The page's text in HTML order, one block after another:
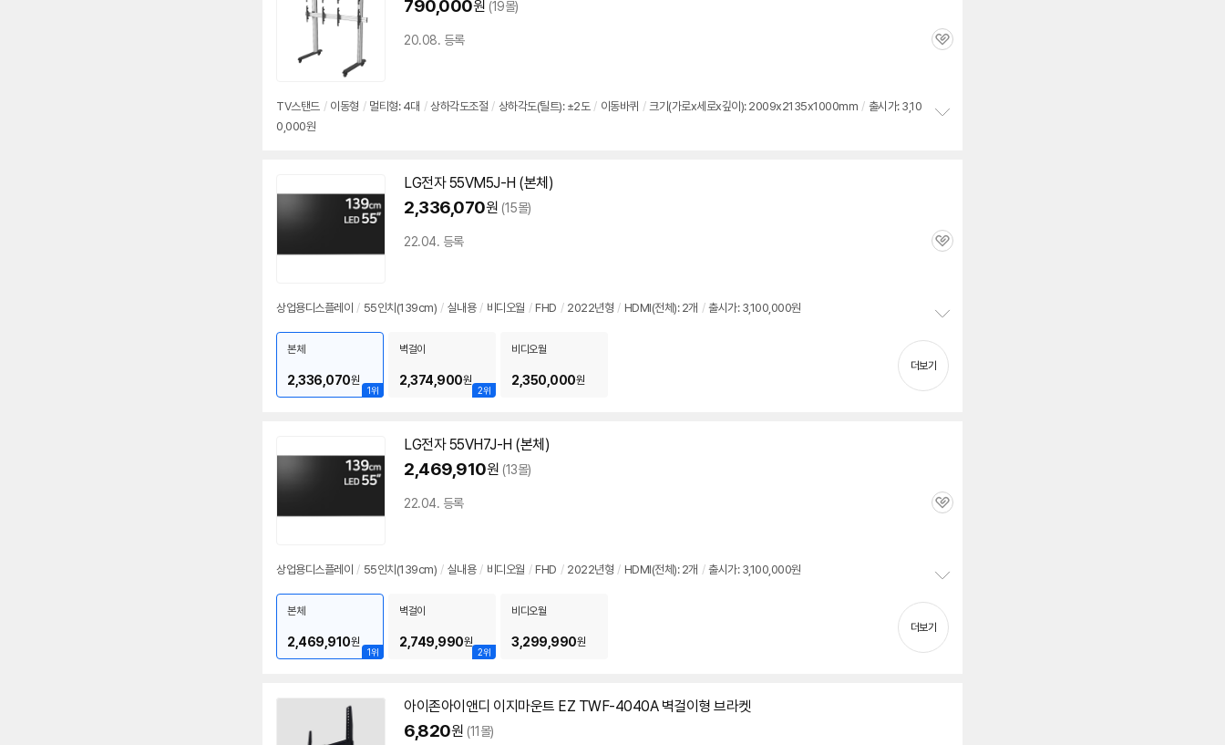
790,000원 (19몰)
20.08. 등록
관
TV스탠드 / 이동형 / 멀티형: 4대 / 상하각도조절 / 상하각도(틸트): ±2도 / 이동바퀴 / 크기(가로x세로x깊이): 2009x2135x1000mm / 출시가: 3,10
0,000원
LG전자 55VM5J-H (본체)
2,336,070원 (15몰)
22.04. 등록
관
상업용디스플레이 / 55인치 (139cm) / 실내용 / 비디오월 / FHD / 2022년형 / HDMI(전체): 2개 / 출시가: 3,100,000원
펼
치
1위
본체
2,336,070원
2위
벽걸이
2,374,900원
비디오월
2,350,000원
더보기
LG전자 55VH7J-H (본체)
2,469,910원 (13몰)
22.04. 등록
관
상업용디스플레이 / 55인치 (139cm) / 실내용 / 비디오월 / FHD / 2022년형 / HDMI(전체): 2개 / 출시가: 3,100,000원
펼
치
1위
본체
2,469,910원
2위
벽걸이
2,749,990원
비디오월
3,299,990원
더보기
아이존아이앤디 이지마운트 EZ TWF-4040A 벽걸이형 브라켓
6,820원 (11몰)